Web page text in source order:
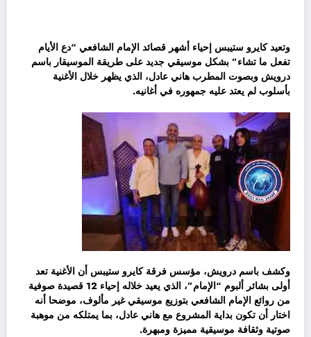
وتعيد كايرو ستيبس إحياء أشهر قصائد الإمام الشافعي “دع الأيام
تفعل ما تشاء” بشكل موسيقي جديد على طريقة الموسيقار باسم
درويش وبصوت المطرب هاني عادل، الذي يظهر خلال الأغنية
بأسلوب لم يعتد عليه جمهوره في أغانيه.
وكشف باسم درويش، مؤسس فرقة كايرو ستيبس أن الأغنية تعد
أولى بشائر ألبوم “الإمام”، الذي يعيد خلاله إحياء 12 قصيدة صوفية
من روائع الإمام الشافعي بتوزيع موسيقي غير مألوف، موضحا أنه
اختار أن تكون بداية المشروع مع هاني عادل، بما يمتلكه من موهبة
صوتية وثقافة موسيقية مميزة ومبهرة.